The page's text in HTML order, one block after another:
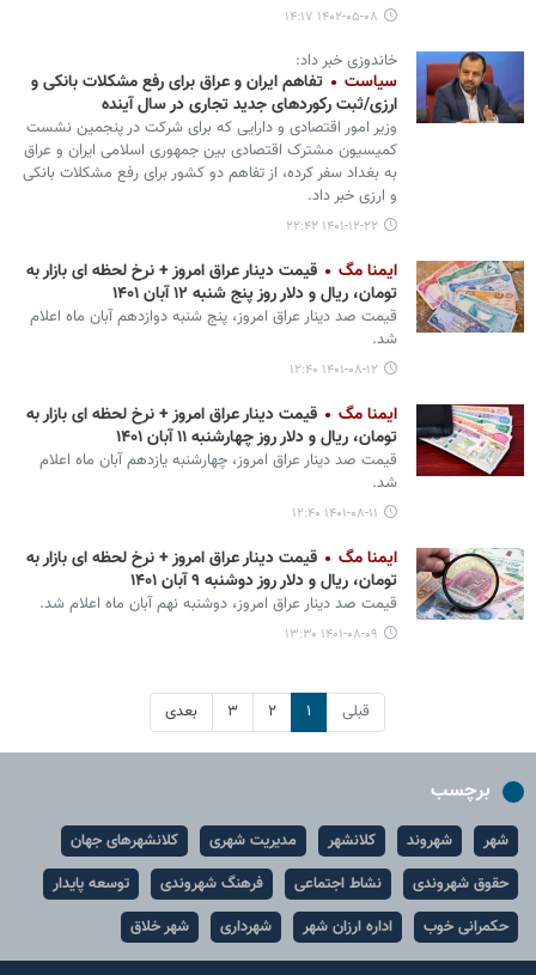
۱۴۰۲-۰۵-۰۸ ۱۴:۱۷
خاندوزی خبر داد:
سیاست
تفاهم ایران و عراق برای رفع مشکلات بانکی و
ارزی/ثبت رکوردهای جدید تجاری در سال آینده
وزیر امور اقتصادی و دارایی که برای‌ شرکت در پنجمین نشست
کمیسیون مشترک اقتصادی بین جمهوری اسلامی ایران و عراق
به بغداد سفر کرده، از تفاهم دو کشور برای رفع مشکلات بانکی
و ارزی خبر داد.
۱۴۰۱-۱۲-۲۲ ۲۲:۴۲
ایمنا مگ
قیمت دینار عراق امروز + نرخ لحظه ای بازار به
تومان، ریال و دلار روز پنج شنبه ۱۲ آبان ۱۴۰۱
قیمت صد دینار عراق امروز، پنج شنبه دوازدهم آبان ماه اعلام
شد.
۱۴۰۱-۰۸-۱۲ ۱۲:۴۰
ایمنا مگ
قیمت دینار عراق امروز + نرخ لحظه ای بازار به
تومان، ریال و دلار روز چهارشنبه ۱۱ آبان ۱۴۰۱
قیمت صد دینار عراق امروز، چهارشنبه یازدهم آبان ماه اعلام
شد.
۱۴۰۱-۰۸-۱۱ ۱۲:۴۰
ایمنا مگ
قیمت دینار عراق امروز + نرخ لحظه ای بازار به
تومان، ریال و دلار روز دوشنبه ۹ آبان ۱۴۰۱
قیمت صد دینار عراق امروز، دوشنبه نهم آبان ماه اعلام شد.
۱۴۰۱-۰۸-۰۹ ۱۳:۳۰
قبلی ۱ ۲ ۳ بعدی
برچسب
شهر شهروند کلانشهر مدیریت شهری
کلانشهرهای جهان
حقوق شهروندی
نشاط اجتماعی فرهنگ شهروندی
توسعه پایدار
حکمرانی خوب
اداره ارزان شهر شهرداری شهر خلاق